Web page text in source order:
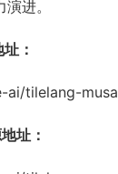
进。
：
tilelang-musa
址：